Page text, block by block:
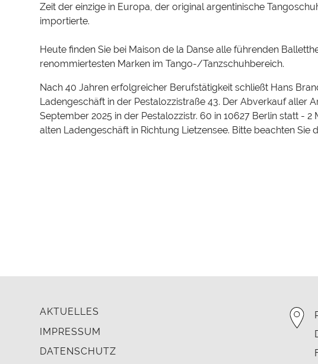
Zeit der einzige in Europa, der original argentinische
importierte.
Heute finden Sie bei Maison de la Danse alle führenden
renommiertesten Marken im Tango-/Tanzschuhbereich.
Nach 40 Jahren erfolgreicher Berufstätigkeit schließt Hans
Ladengeschäft in der Pestalozzistraße 43. Der Abverkauf aller
September 2025 in der Pestalozzistr. 60 in 10627 Berlin statt -
alten Ladengeschäft in Richtung Lietzensee. Bitte beachten Sie
AKTUELLES
IMPRESSUM
DATENSCHUTZ